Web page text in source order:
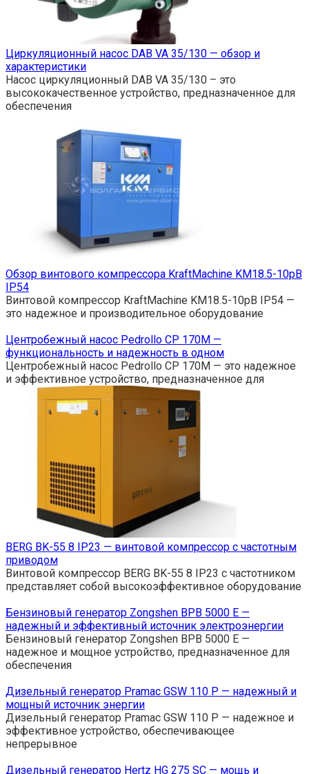
Циркуляционный насос DAB VA 35/130 — обзор и
характеристики
Насос циркуляционный DAB VA 35/130 – это
высококачественное устройство, предназначенное для
обеспечения
Обзор винтового компрессора KraftMachine KM18.5-10рВ
IP54
Винтовой компрессор KraftMachine KM18.5-10рВ IP54 —
это надежное и производительное оборудование
Центробежный насос Pedrollo CP 170M —
функциональность и надежность в одном
Центробежный насос Pedrollo CP 170M — это надежное
и эффективное устройство, предназначенное для
BERG BK-55 8 IP23 — винтовой компрессор с частотным
приводом
Винтовой компрессор BERG BK-55 8 IP23 с частотником
представляет собой высокоэффективное оборудование
Бензиновый генератор Zongshen BPB 5000 E —
надежный и эффективный источник электроэнергии
Бензиновый генератор Zongshen BPB 5000 E —
надежное и мощное устройство, предназначенное для
обеспечения
Дизельный генератор Pramac GSW 110 P — надежный и
мощный источник энергии
Дизельный генератор Pramac GSW 110 P — надежное и
эффективное устройство, обеспечивающее
непрерывное
Дизельный генератор Hertz HG 275 SC — мощь и